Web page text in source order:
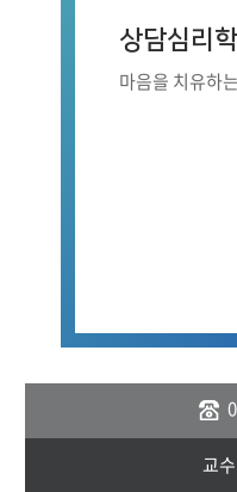
상담심리
마음을 치유하
교